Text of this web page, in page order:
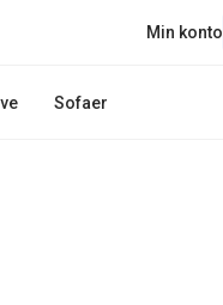
Sofaer
Min konto